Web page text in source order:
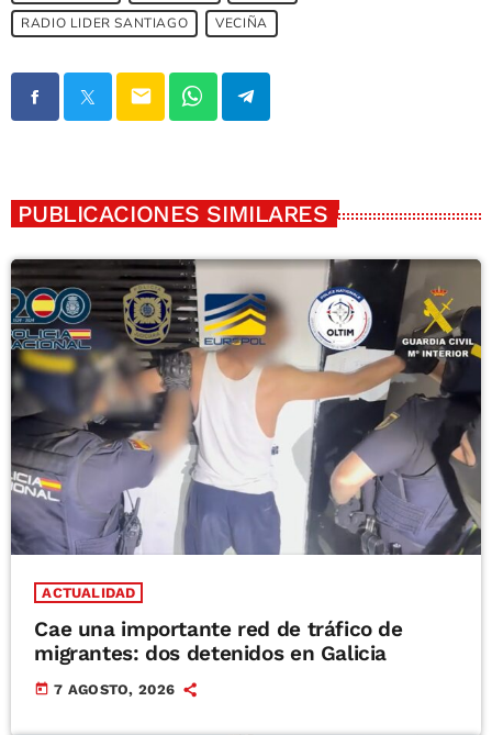
RADIO LIDER SANTIAGO
VECIÑA
email
PUBLICACIONES SIMILARES
ACTUALIDAD
Cae una importante red de tráfico de
migrantes: dos detenidos en Galicia
today 7 AGOSTO, 2026